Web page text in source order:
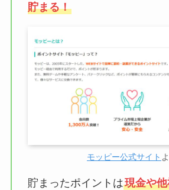
貯まる！
モッピー公式サイト
貯まったポイントは現金や